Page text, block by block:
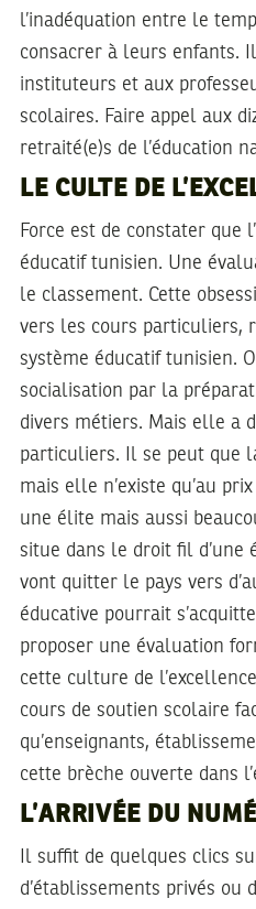
l’inadéquation entre le
consacrer à leurs enfants.
instituteurs et aux
scolaires. Faire appel aux
retraité(e)s de l’éducation
LE CULTE DE
Force est de constater que
éducatif tunisien. Une
le classement. Cette
vers les cours particuliers,
système éducatif tunisien.
socialisation par la
divers métiers. Mais elle a
particuliers. Il se peut que
mais elle n’existe qu’au
une élite mais aussi
situe dans le droit fil d’une
vont quitter le pays vers
éducative pourrait
proposer une évaluation
cette culture de
cours de soutien scolaire
qu’enseignants,
cette brèche ouverte dans
L’ARRIVÉE DU
Il suffit de quelques clics
d’établissements privés